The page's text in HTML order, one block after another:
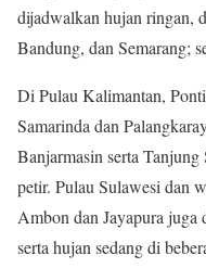
dijadwalkan hujan ringan,
Bandung, dan Semarang;
Di Pulau Kalimantan,
Samarinda dan
Banjarmasin serta
petir. Pulau Sulawesi dan
Ambon dan Jayapura
serta hujan sedang di